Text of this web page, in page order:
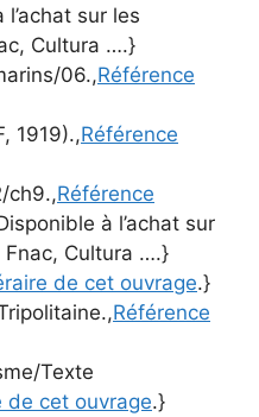
sur les
Cultura ….}
06.,Référence
1919).,Référence
ch9.,Référence
à l’achat sur
Fnac, Cultura ….}
de cet ouvrage.}
Référence
Texte
de cet ouvrage.}